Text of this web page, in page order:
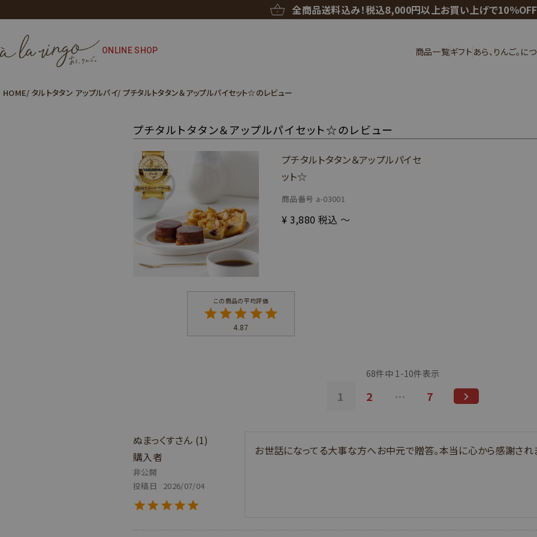
全商品送料込み！税込8,000円以上お買い上げで10％OFF
ONLINE SHOP 商品一覧ギフト あら、りんご。に
HOME タルトタタン アップルパイ プチタルトタタン＆アップルパイセット☆のレビュー
プチタルトタタン＆アップルパイセット☆のレビュー
プチタルトタタン＆アップルパイセ
ット☆
商品番号 a-03001
¥ 3,880 税込 〜
4.87
68件中 1-10件表示
1 2 … 7
ぬまっくす
1
購入者
非公開
投稿日
2026/07/04
お世話になってる大事な方へお中元で贈答。本当に心から感謝され